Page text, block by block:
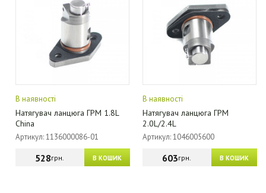
В наявності
Натягувач ланцюга ГРМ 1.8L
China
Артикул: 1136000086-01
В КОШИК
528грн.
В наявності
Натягувач ланцюга ГРМ
2.0L/2.4L
Артикул: 1046005600
В КОШИК
603грн.